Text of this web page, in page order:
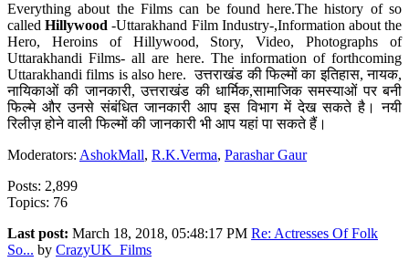
Everything about the Films can be found here.The history of so
calledHillywood-Uttarakhand Film Industry-,Information about the
Hero, Heroins of Hillywood, Story, Video, Photographs of
Uttarakhandi Films- all are here. The information of forthcoming
Uttarakhandi films is also here. उत्तराखंड की फिल्मों का इतिहास, नायक,
नायिकाओं की जानकारी, उत्तराखंड की धार्मिक,सामाजिक समस्याओं पर बनी
फिल्मे और उनसे संबंधित जानकारी आप इस विभाग में देख सकते है। नयी
रिलीज़ होने वाली फिल्मों की जानकारी भी आप यहां पा सकते हैं।
Moderators: AshokMall, R.K.Verma, Parashar Gaur
Posts: 2,899
Topics: 76
Last post: March 18, 2018, 05:48:17 PM Re: Actresses Of Folk
So... by CrazyUK_Films